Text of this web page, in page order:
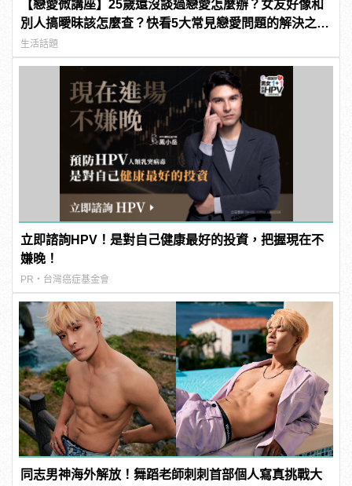
【戀愛微講座】25歲還沒談過戀愛怎麼辦？女友好像和
別人搞曖昧該怎麼查？快看5大常見戀愛問題的解決之
道！
生活話題
立即諮詢HPV！是對自己健康最好的投資，把握現在不
嫌晚！
PR・台灣癌症基金會
同志男神海外解放！舞蹈老師刺刺首部個人寫真挑戰大